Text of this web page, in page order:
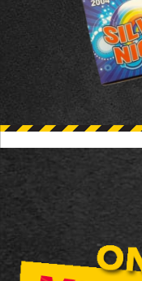
FOOTER
WIDGET
HEADER
SALE